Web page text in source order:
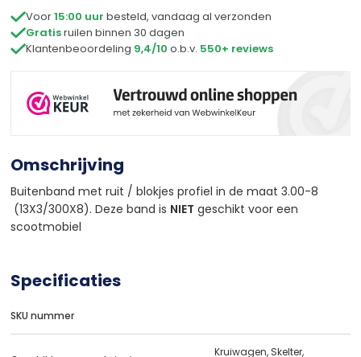
Voor15:00 uur besteld, vandaag al verzonden
Gratisruilen binnen 30 dagen
Klantenbeoordeling 9,4/10 o.b.v. 550+ reviews
Omschrijving
Buitenband met ruit / blokjes profiel in de maat 3.00-8
(13X3/300X8). Deze band is NIET geschikt voor een
scootmobiel
Specificaties
SKU nummer
Kruiwagen, Skelter,